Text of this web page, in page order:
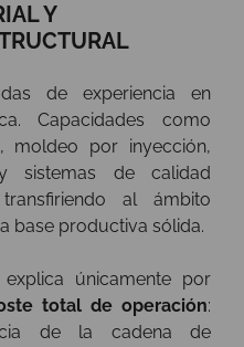
Y
de experiencia en
Capacidades como
moldeo por inyección,
sistemas de calidad
al ámbito
base productiva sólida.
únicamente por
total de operación:
de la cadena de